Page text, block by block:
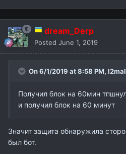
dream_Derp
Posted June 1, 2019
On 6/1/2019 at 8:58 PM,
Получил блок на 60мин
и получил блок на 60 минут
Значит защита обнаружила
был бот.